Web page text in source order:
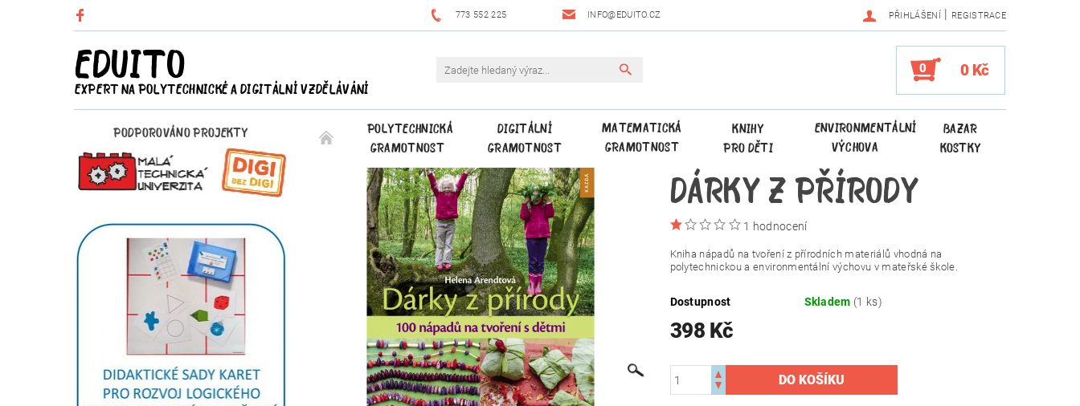
773 552 225 INFO@EDUITO.CZ PŘIHLÁŠENÍ | REGISTRACE
EDUITO
EXPERT NA POLYTECHNICKÉ A DIGITÁLNÍ VZDĚLÁVÁNÍ
0 0 Kč
POLYTECHNICKÁ
GRAMOTNOST
DIGITÁLNÍ
GRAMOTNOST
MATEMATICKÁ
GRAMOTNOST
KNIHY
PRO DĚTI
ENVIRONMENTÁLNÍ
VÝCHOVA
BAZAR
KOSTKY
PODPOROVÁNO PROJEKTY
DÁRKY Z PŘÍRODY
1 hodnocení
Kniha nápadů na tvoření z přírodních materiálů vhodná na
polytechnickou a environmentální výchovu v mateřské škole.
Dostupnost Skladem (1 ks)
398 Kč